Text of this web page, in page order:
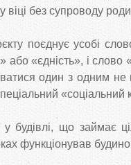
віці без супроводу
поєднує усобі
або «єдність», і
один з одним
«соціальний
будівлі, що займає
функціонував